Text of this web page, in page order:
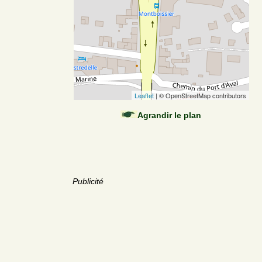
Leaflet | © OpenStreetMap contributors
Agrandir le plan
Publicité